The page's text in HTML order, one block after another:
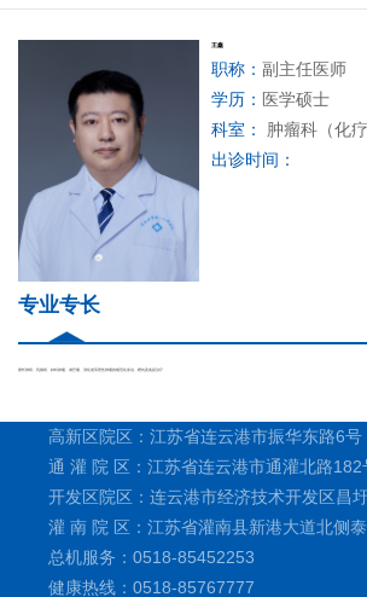
王鑫
职称： 副主任医师
学历： 医学硕士
科室：
肿瘤科（化疗
出诊时间：
专业专长
擅长肺癌、乳腺癌、妇科肿瘤、淋巴瘤、消化道等恶性肿瘤的规范化诊治、靶向及免疫治疗
高新区院区：江苏省连云港市振华东路6号
通 灌 院 区：江苏省连云港市通灌北路182
开发区院区：连云港市经济技术开发区昌
灌 南 院 区：江苏省灌南县新港大道北侧
总机服务：0518-85452253
健康热线：0518-85767777